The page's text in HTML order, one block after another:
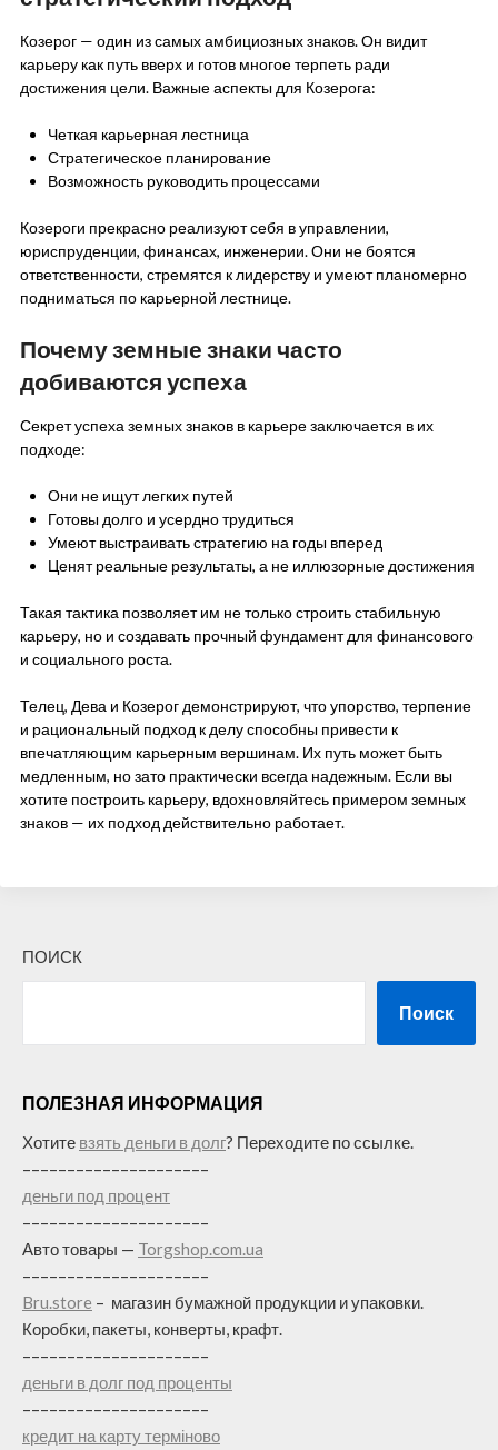
Козерог — один из самых амбициозных знаков. Он видит
карьеру как путь вверх и готов многое терпеть ради
достижения цели. Важные аспекты для Козерога:
Четкая карьерная лестница
Стратегическое планирование
Возможность руководить процессами
Козероги прекрасно реализуют себя в управлении,
юриспруденции, финансах, инженерии. Они не боятся
ответственности, стремятся к лидерству и умеют планомерно
подниматься по карьерной лестнице.
Почему земные знаки часто
добиваются успеха
Секрет успеха земных знаков в карьере заключается в их
подходе:
Они не ищут легких путей
Готовы долго и усердно трудиться
Умеют выстраивать стратегию на годы вперед
Ценят реальные результаты, а не иллюзорные достижения
Такая тактика позволяет им не только строить стабильную
карьеру, но и создавать прочный фундамент для финансового
и социального роста.
Телец, Дева и Козерог демонстрируют, что упорство, терпение
и рациональный подход к делу способны привести к
впечатляющим карьерным вершинам. Их путь может быть
медленным, но зато практически всегда надежным. Если вы
хотите построить карьеру, вдохновляйтесь примером земных
знаков — их подход действительно работает.
ПОИСК
Поиск
ПОЛЕЗНАЯ ИНФОРМАЦИЯ
Хотите взять деньги в долг? Переходите по ссылке.
–––––––––––––––––––––
деньги под процент
–––––––––––––––––––––
Авто товары — Torgshop.com.ua
–––––––––––––––––––––
Bru.store – магазин бумажной продукции и упаковки.
Коробки, пакеты, конверты, крафт.
–––––––––––––––––––––
деньги в долг под проценты
–––––––––––––––––––––
кредит на карту терміново